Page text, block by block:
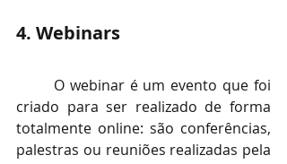
4. Webinars
O webinar é um evento que foi
criado para ser realizado de forma
totalmente online: são conferências,
palestras ou reuniões realizadas pela